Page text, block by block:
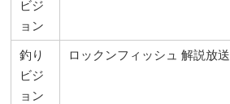
ビジ
ョン
釣り
ビジ
ョン
ロックンフィッシュ 解説放送